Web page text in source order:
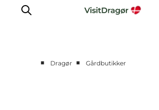
■ Dragør ■ Gårdbutikker